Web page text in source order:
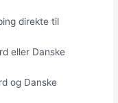
direkte til
eller Danske
og Danske